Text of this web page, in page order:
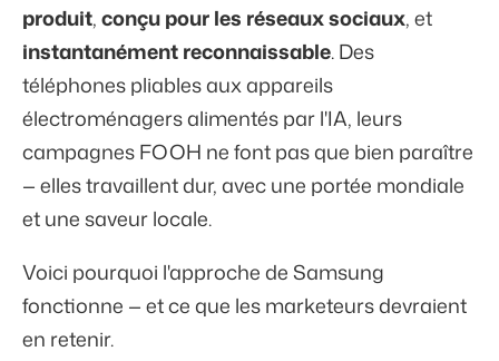
produit,conçu pour les réseaux sociaux, et
instantanément reconnaissable. Des
téléphones pliables aux appareils
électroménagers alimentés par l'IA, leurs
campagnes FOOH ne font pas que bien paraître
— elles travaillent dur, avec une portée mondiale
et une saveur locale.
Voici pourquoi l'approche de Samsung
fonctionne — et ce que les marketeurs devraient
en retenir.